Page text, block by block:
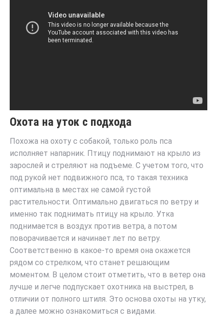
Охота на уток с подхода
Похожа на охоту с собакой, только роль пса
исполняет напарник. Птицу поднимают на крыло из
зарослей и стреляют на подъеме. С учетом того, что
под рукой нет подвижного пса, то такая техника
оптимальна в местах не самой густой
растительности. Оптимально двигаться по ветру и
именно так поднимать птицу на крыло. Утка
поднимается в воздух против ветра, а потом
поворачивается и начинает лет по ветру.
Соответственно в какое-то время она окажется
рядом со стрелком, что станет решающим
моментом. В целом стоит отметить, что в ветер она
лучше и легче подпускает охотника на выстрел, в
отличии от полного штиля. Это основа охоты на утку,
а далее можно ознакомиться с видами.